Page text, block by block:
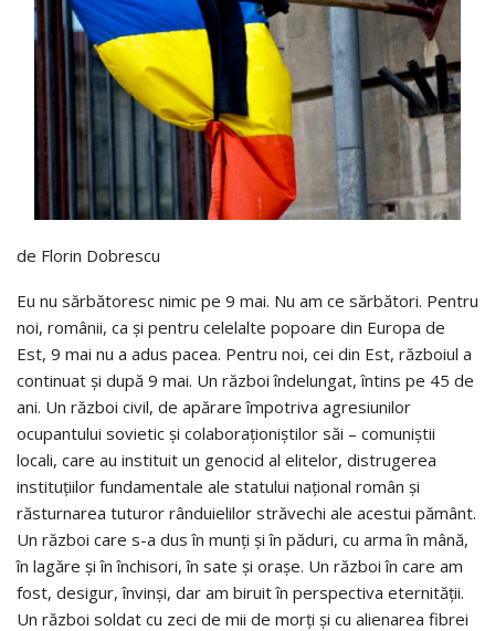
de Florin Dobrescu
Eu nu sărbătoresc nimic pe 9 mai. Nu am ce sărbători. Pentru
noi, românii, ca și pentru celelalte popoare din Europa de
Est, 9 mai nu a adus pacea. Pentru noi, cei din Est, războiul a
continuat și după 9 mai. Un război îndelungat, întins pe 45 de
ani. Un război civil, de apărare împotriva agresiunilor
ocupantului sovietic și colaboraționiștilor săi – comuniștii
locali, care au instituit un genocid al elitelor, distrugerea
instituțiilor fundamentale ale statului național român și
răsturnarea tuturor rânduielilor străvechi ale acestui pământ.
Un război care s-a dus în munți și în păduri, cu arma în mână,
în lagăre și în închisori, în sate și orașe. Un război în care am
fost, desigur, învinși, dar am biruit în perspectiva eternității.
Un război soldat cu zeci de mii de morți și cu alienarea fibrei